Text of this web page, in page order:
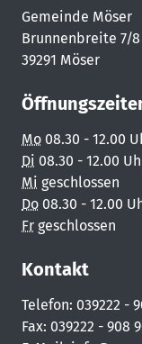
Gemeinde Möser
Brunnenbreite 7/8
39291 Möser
Mo 08.30 - 12.00
Di 08.30 - 12.00
Mi geschlossen
Do 08.30 - 12.00
Fr geschlossen
Kontakt
Telefon: 039222 -
Fax: 039222 - 908